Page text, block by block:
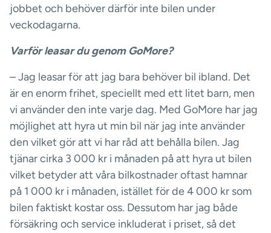
jobbet och behöver därför inte bilen under
veckodagarna.
Varför leasar du genom GoMore?
– Jag leasar för att jag bara behöver bil ibland. Det
är en enorm frihet, speciellt med ett litet barn, men
vi använder den inte varje dag. Med GoMore har jag
möjlighet att hyra ut min bil när jag inte använder
den vilket gör att vi har råd att behålla bilen. Jag
tjänar cirka 3 000 kr i månaden på att hyra ut bilen
vilket betyder att våra bilkostnader oftast hamnar
på 1 000 kr i månaden, istället för de 4 000 kr som
bilen faktiskt kostar oss. Dessutom har jag både
försäkring och service inkluderat i priset, så det